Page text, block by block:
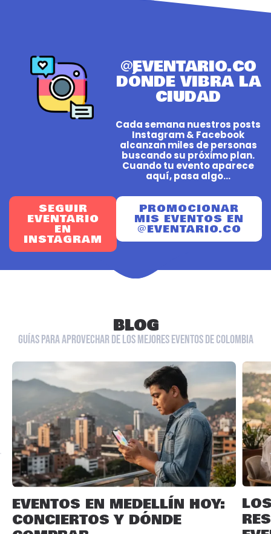
@EVENTARIO.CO
DÓNDE VIBRA LA
CIUDAD
Cada semana nuestros posts
Instagram & Facebook
alcanzan miles de personas
buscando su próximo plan.
Cuando tu evento aparece
aquí, pasa algo...
SEGUIR
EVENTARIO
EN
INSTAGRAM
PROMOCIONAR
MIS EVENTOS EN
@EVENTARIO.CO
BLOG
GUÍAS PARA APROVECHAR DE LOS MEJORES EVENTOS DE COLOMBIA
EVENTOS EN MEDELLÍN HOY:
CONCIERTOS Y DÓNDE